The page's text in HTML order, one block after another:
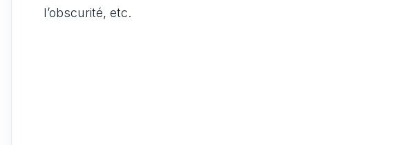
l’obscurité, etc.